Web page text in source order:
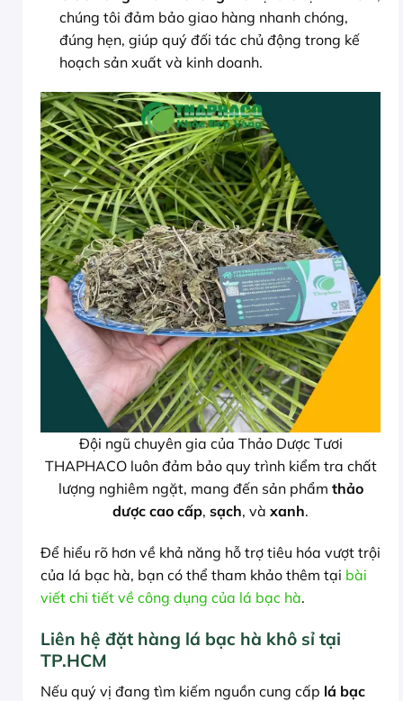
chúng tôi đảm bảo giao hàng nhanh chóng,
đúng hẹn, giúp quý đối tác chủ động trong kế
hoạch sản xuất và kinh doanh.
Đội ngũ chuyên gia của Thảo Dược Tươi
THAPHACO luôn đảm bảo quy trình kiểm tra chất
lượng nghiêm ngặt, mang đến sản phẩm thảo
dược cao cấp, sạch, và xanh.
Để hiểu rõ hơn về khả năng hỗ trợ tiêu hóa vượt trội
của lá bạc hà, bạn có thể tham khảo thêm tại bài
viết chi tiết về công dụng của lá bạc hà.
Liên hệ đặt hàng lá bạc hà khô sỉ tại
TP.HCM
Nếu quý vị đang tìm kiếm nguồn cung cấp lá bạc